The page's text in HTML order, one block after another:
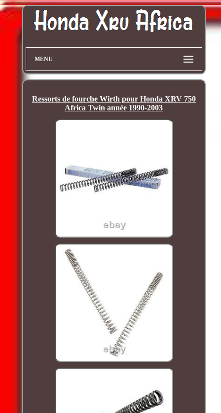
MENU
Ressorts de fourche Wirth pour Honda XRV 750
Africa Twin année 1990-2003